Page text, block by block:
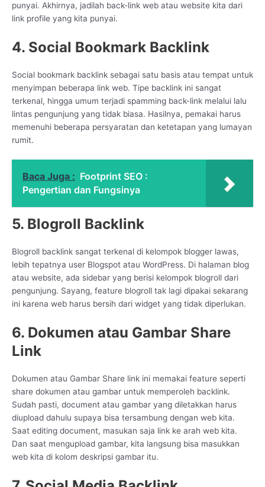
punyai. Akhirnya, jadilah back-link web atau website kita dari
link profile yang kita punyai.
4. Social Bookmark Backlink
Social bookmark backlink sebagai satu basis atau tempat untuk
menyimpan beberapa link web. Tipe backlink ini sangat
terkenal, hingga umum terjadi spamming back-link melalui lalu
lintas pengunjung yang tidak biasa. Hasilnya, pemakai harus
memenuhi beberapa persyaratan dan ketetapan yang lumayan
rumit.
Baca Juga : Footprint SEO :
Pengertian dan Fungsinya
5. Blogroll Backlink
Blogroll backlink sangat terkenal di kelompok blogger lawas,
lebih tepatnya user Blogspot atau WordPress. Di halaman blog
atau website, ada sidebar yang berisi kelompok blogroll dari
pengunjung. Sayang, feature blogroll tak lagi dipakai sekarang
ini karena web harus bersih dari widget yang tidak diperlukan.
6. Dokumen atau Gambar Share
Link
Dokumen atau Gambar Share link ini memakai feature seperti
share dokumen atau gambar untuk memperoleh backlink.
Sudah pasti, document atau gambar yang diletakkan harus
diupload dahulu supaya bisa tersambung dengan web kita.
Saat editing document, masukan saja link ke arah web kita.
Dan saat mengupload gambar, kita langsung bisa masukkan
web kita di kolom deskripsi gambar itu.